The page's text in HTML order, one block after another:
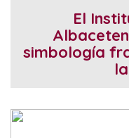
El
simbología